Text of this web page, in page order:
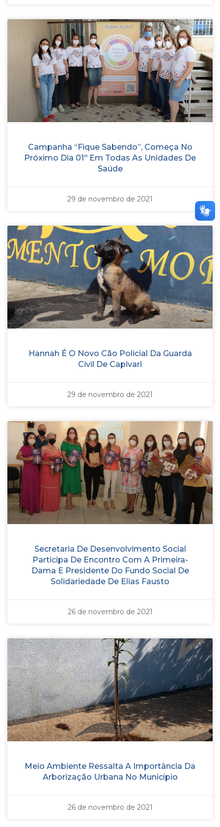
Campanha “Fique Sabendo”, Começa No
Próximo Dia 01º Em Todas As Unidades De
Saúde
29 de novembro de 2021
Hannah É O Novo Cão Policial Da Guarda
Civil De Capivari
29 de novembro de 2021
Secretaria De Desenvolvimento Social
Participa De Encontro Com A Primeira-
Dama E Presidente Do Fundo Social De
Solidariedade De Elias Fausto
26 de novembro de 2021
Meio Ambiente Ressalta A Importância Da
Arborização Urbana No Município
26 de novembro de 2021